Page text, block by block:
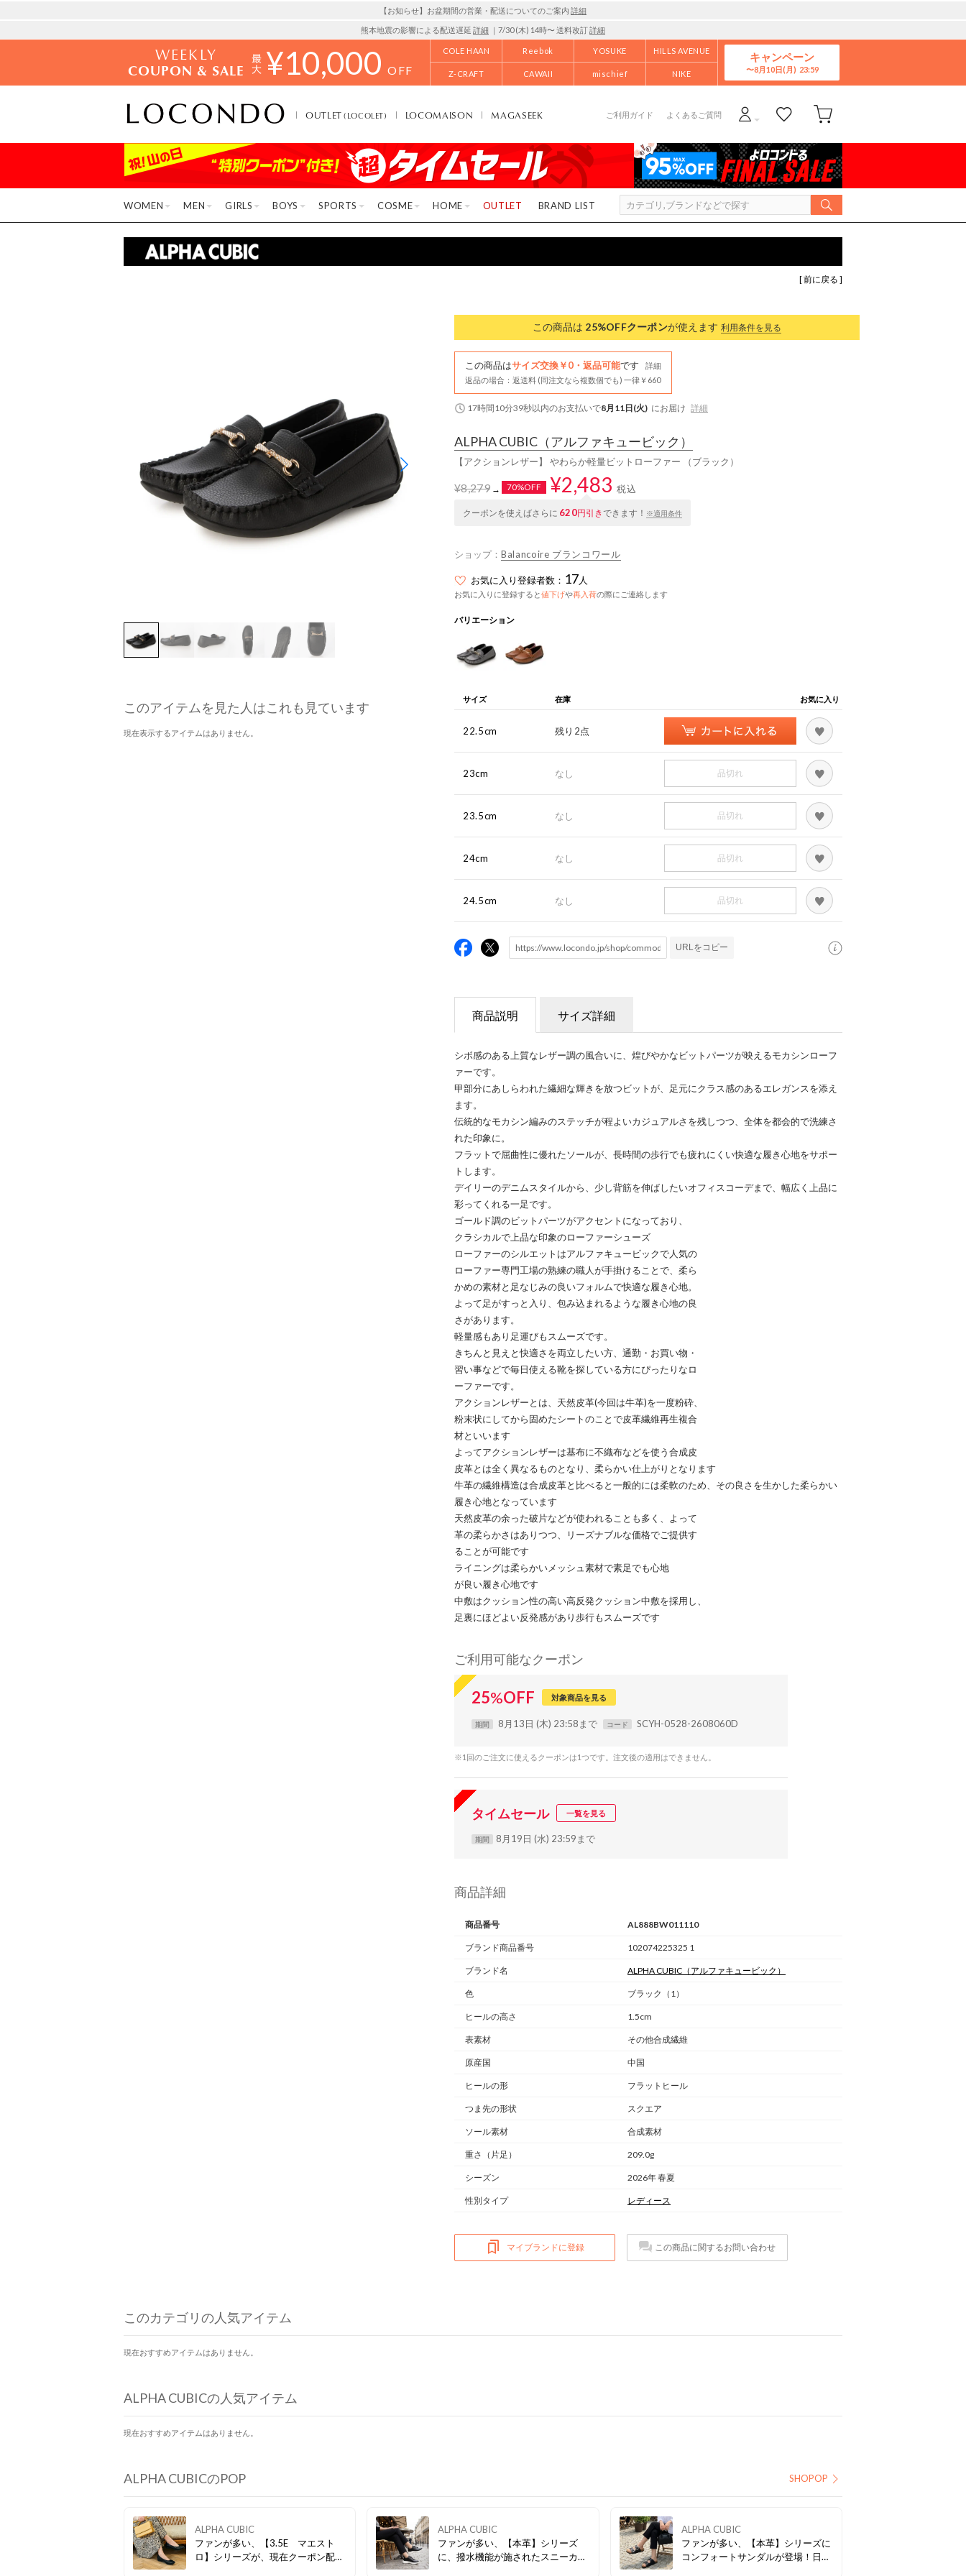
【お知らせ】お盆期間の営業・配送についてのご案内 詳細
熊本地震の影響による配送遅延 詳細 ｜7/30 (木) 14時〜 送料改訂詳細
WEEKLY
COUPON & SALE ¥10,000 OFF
COLE HAAN Reebok YOSUKE HILLS AVENUE
Z-CRAFT CAWAII mischief NIKE
キャンペーン
8月10日(月)
OUTLET(LOCOLET) LOCOMAISON MAGASEEK ご利用ガイド よくあるご質問
WOMEN MEN GIRLS BOYS SPORTS COSME HOME OUTLET BRAND LIST
[ 前に戻る ]
このアイテムを見た人はこれも見ています
現在表示するアイテムはありません。
この商品は 25%OFFクーポンが使えます 利用条件を見る
この商品はサイズ交換￥0・返品可能です
詳細
返品の場合：返送料 (同注文なら複数個でも) 一律￥660
17時間10分38秒以内のお支払いで8月11日(火) にお届け 詳細
ALPHA CUBIC （アルファキュービック）
【アクションレザー】 やわらか軽量ビットローファー （ブラック）
¥8,279→ 70%OFF ¥2,483 税込
クーポンを使えばさらに 620円引きできます！ ※適用条件
ショップ： Balancoire ブランコワール
お気に入り登録者数： 17人
お気に入りに登録すると値下げや再入荷の際にご連絡します
バリエーション
サイズ 在庫 お気に入り
22.5cm 残り2点
23cm なし 品切れ
23.5cm なし 品切れ
24cm なし 品切れ
24.5cm なし 品切れ
URLをコピー
商品説明 サイズ詳細
シボ感のある上質なレザー調の風合いに、煌びやかなビットパーツが映えるモカシンローフ
ァーです。
甲部分にあしらわれた繊細な輝きを放つビットが、足元にクラス感のあるエレガンスを添え
ます。
伝統的なモカシン編みのステッチが程よいカジュアルさを残しつつ、全体を都会的で洗練さ
れた印象に。
フラットで屈曲性に優れたソールが、長時間の歩行でも疲れにくい快適な履き心地をサポー
トします。
デイリーのデニムスタイルから、少し背筋を伸ばしたいオフィスコーデまで、幅広く上品に
彩ってくれる一足です。
ゴールド調のビットパーツがアクセントになっており、
クラシカルで上品な印象のローファーシューズ
ローファーのシルエットはアルファキュービックで人気の
ローファー専門工場の熟練の職人が手掛けることで、柔ら
かめの素材と足なじみの良いフォルムで快適な履き心地。
よって足がすっと入り、包み込まれるような履き心地の良
さがあります。
軽量感もあり足運びもスムーズです。
きちんと見えと快適さを両立したい方、通勤・お買い物・
習い事などで毎日使える靴を探している方にぴったりなロ
ーファーです。
アクションレザーとは、天然皮革(今回は牛革)を一度粉砕、
粉末状にしてから固めたシートのことで皮革繊維再生複合
材といいます
よってアクションレザーは基布に不織布などを使う合成皮
皮革とは全く異なるものとなり、柔らかい仕上がりとなります
牛革の繊維構造は合成皮革と比べると一般的には柔軟のため、その良さを生かした柔らかい
履き心地となっています
天然皮革の余った破片などが使われることも多く、よって
革の柔らかさはありつつ、リーズナブルな価格でご提供す
ることが可能です
ライニングは柔らかいメッシュ素材で素足でも心地
が良い履き心地です
中敷はクッション性の高い高反発クッション中敷を採用し、
足裏にほどよい反発感があり歩行もスムーズです
ご利用可能なクーポン
25%OFF 対象商品を見る
期間 8月13日 (木) 23:58まで コード SCYH-0528-2608060D
※1回のご注文に使えるクーポンは1つです。注文後の適用はできません。
タイムセール 一覧を見る
期間 8月19日 (水) 23:59まで
商品詳細
商品番号 AL888BW011110
ブランド商品番号 102074225325 1
ブランド名 ALPHA CUBIC （アルファキュービック）
色 ブラック（1）
ヒールの高さ 1.5cm
表素材 その他合成繊維
原産国 中国
ヒールの形 フラットヒール
つま先の形状 スクエア
ソール素材 合成素材
重さ （片足） 209.0g
シーズン 2026年 春夏
性別タイプ レディース
マイブランドに登録 この商品に関するお問い合わせ
このカテゴリの人気アイテム
現在おすすめアイテムはありません。
ALPHA CUBICの人気アイテム
現在おすすめアイテムはありません。
ALPHA CUBICのPOP SHOPOP
ALPHA CUBIC
ファンが多い、【3.5E マエスト
ロ】シリーズが、現在クーポン配布
ALPHA CUBIC
ファンが多い、【本革】シリーズ
に、撥水機能が施されたスニーカー
ALPHA CUBIC
ファンが多い、【本革】シリーズに
コンフォートサンダルが登場！日常